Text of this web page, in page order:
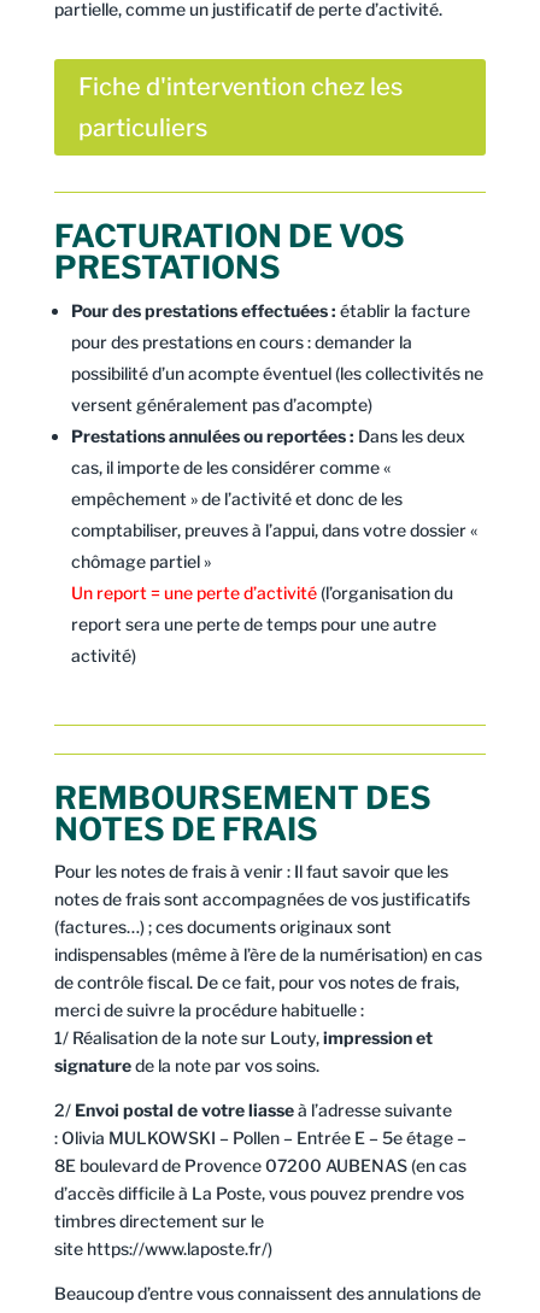
partielle, comme un justificatif de perte d’activité.
Fiche d'intervention chez les
particuliers
FACTURATION DE VOS
PRESTATIONS
Pour des prestations effectuées : établir la facture
pour des prestations en cours : demander la
possibilité d’un acompte éventuel (les collectivités ne
versent généralement pas d’acompte)
Prestations annulées ou reportées : Dans les deux
cas, il importe de les considérer comme «
empêchement » de l’activité et donc de les
comptabiliser, preuves à l’appui, dans votre dossier «
chômage partiel »
Un report = une perte d’activité(l’organisation du
report sera une perte de temps pour une autre
activité)
REMBOURSEMENT DES
NOTES DE FRAIS
Pour les notes de frais à venir : Il faut savoir que les
notes de frais sont accompagnées de vos justificatifs
(factures…) ; ces documents originaux sont
indispensables (même à l’ère de la numérisation) en cas
de contrôle fiscal. De ce fait, pour vos notes de frais,
merci de suivre la procédure habituelle :
1/ Réalisation de la note sur Louty,impression et
signaturede la note par vos soins.
2/ Envoi postal de votre liasseà l’adresse suivante
: Olivia MULKOWSKI – Pollen – Entrée E – 5e étage –
8E boulevard de Provence 07200 AUBENAS (en cas
d’accès difficile à La Poste, vous pouvez prendre vos
timbres directement sur le
site https://www.laposte.fr/)
Beaucoup d’entre vous connaissent des annulations de